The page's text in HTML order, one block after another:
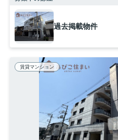
過去掲載物件
賃貸マンション